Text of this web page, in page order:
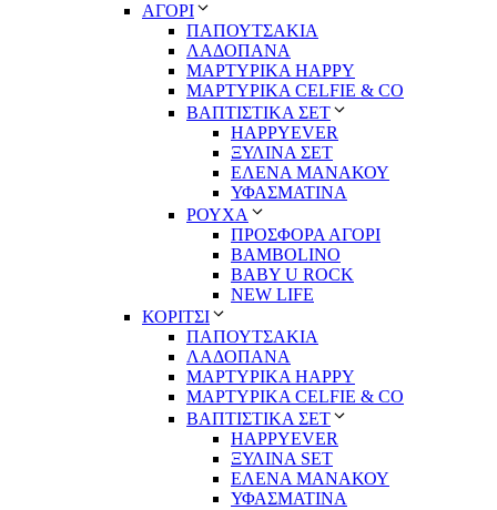
ΑΓΟΡΙ
ΠΑΠΟΥΤΣΑΚΙΑ
ΛΑΔΟΠΑΝΑ
ΜΑΡΤΥΡΙΚΑ HAPPY
ΜΑΡΤΥΡΙΚΑ CELFIE & CO
ΒΑΠΤΙΣΤΙΚΑ ΣΕΤ
HAPPYEVER
ΞΥΛΙΝΑ ΣΕΤ
ΕΛΕΝΑ ΜΑΝΑΚΟΥ
ΥΦΑΣΜΑΤΙΝΑ
ΡΟΥΧΑ
ΠΡΟΣΦΟΡΑ ΑΓΟΡΙ
BAMBOLINO
BABY U ROCK
NEW LIFE
ΚΟΡΙΤΣΙ
ΠΑΠΟΥΤΣΑΚΙΑ
ΛΑΔΟΠΑΝΑ
ΜΑΡΤΥΡΙΚΑ HAPPY
ΜΑΡΤΥΡΙΚΑ CELFIE & CO
ΒΑΠΤΙΣΤΙΚΑ ΣΕΤ
HAPPYEVER
ΞΥΛΙΝΑ SET
ΕΛΕΝΑ ΜΑΝΑΚΟΥ
ΥΦΑΣΜΑΤΙΝΑ